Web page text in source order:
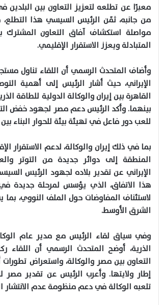
معبرًا عن تطلعه لتعزيز التعاون بين البلدين
من جانبه، ثمّن الرئيس السيسي هذا
مواصلة استكشاف آفاق التعاون المشترك
المتبادلة ويعزز الاستقرار الإقليمي.
وأضاف المتحدث الرسمي أن اللقاء تناول
الإيراني، حيث أشار الرئيس إلى أهمية
القاهرة بين إيران والوكالة الدولية للطاقة
بينهما. وأكد الرئيس دعم مصر لجهود خفض
للعب دور فاعل في تهيئة بيئة للحوار البناء
بما في ذلك إيران والوكالة، لدعم الاستقرار
المنطقة إلى دوائر جديدة من التوتر
الإيراني عن تقدير بلاده لجهود الرئيس
هذا الاتفاق، الذي يؤسس لمرحلة جديدة
لاستئناف المفاوضات حول الملف النووي،
الشرق الأوسط.
وفي سياق لقاء الرئيس مع مدير عام
الذرية، أوضح المتحدث الرسمي أن اللقاء
التعاون بين مصر والوكالة، واستعراض
إطار ولايتها. وأعرب الرئيس عن تقدير مصر
تلعبه الوكالة في دعم منظومة عدم الانتشار